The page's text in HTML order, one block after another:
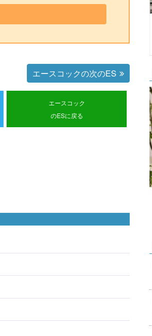
エースコックの次のES
エースコック
のESに戻る